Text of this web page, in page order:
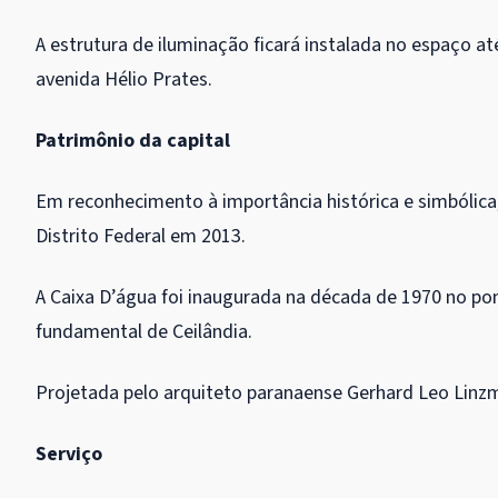
A estrutura de iluminação ficará instalada no espaço
avenida Hélio Prates.
Patrimônio da capital
Em reconhecimento à importância histórica e
Distrito Federal em 2013.
A Caixa D’água foi inaugurada na década de 1970 no
fundamental de Ceilândia.
Projetada pelo arquiteto paranaense Gerhard Leo
Serviço